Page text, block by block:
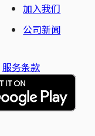
加入我们
公司新闻
服务条款